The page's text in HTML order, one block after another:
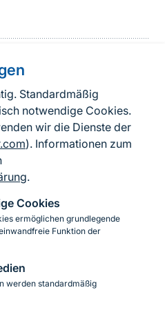
Standardmäßig
notwendige Cookies.
wir die Dienste der
). Informationen zum
.
Cookies
ermöglichen grundlegende
Funktion der
werden standardmäßig
zum BfN
Barrierefreiheit
LinkedIn